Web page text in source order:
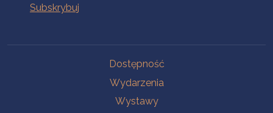
Dostępność
Wydarzenia
Wystawy